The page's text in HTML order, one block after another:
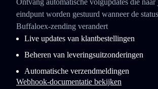
Ontvang automatische volgupdates die
eindpunt worden gestuurd wanneer de
Buffaloex-zending verandert
Live updates van klantbestellingen
Beheren van leveringsuitzonderingen
Automatische verzendmeldingen
Webhook-documentatie bekijken